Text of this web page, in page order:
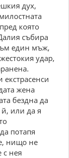
дух,
която
събира
един мъж,
удар,
жена
бездна да
й, или да я
потапя
нищо не
с нея